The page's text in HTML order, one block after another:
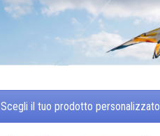
Scegli il tuo prodotto personalizzato